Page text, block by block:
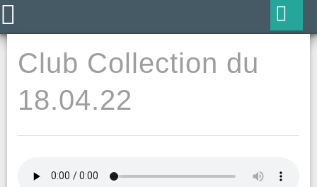
Club Collection du
18.04.22